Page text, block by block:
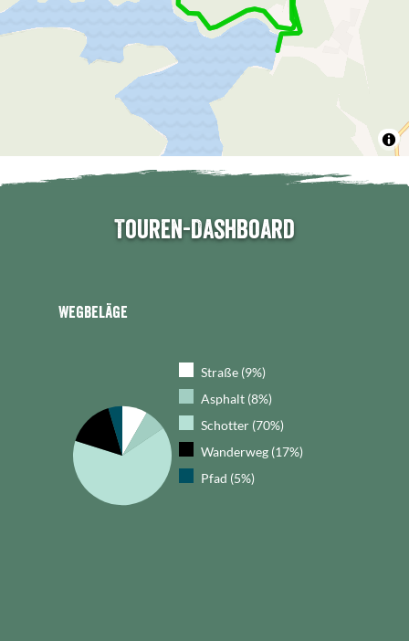
Touren-Dashboard
Wegbeläge
Straße (9%)
Asphalt (8%)
Schotter (70%)
Wanderweg (17%)
Pfad (5%)